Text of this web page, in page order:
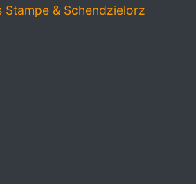
Stampe & Schendzielorz